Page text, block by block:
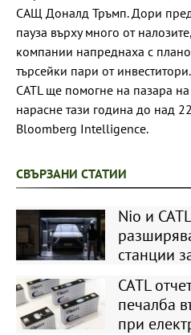
САЩ Доналд Тръмп. Дори
пауза върху много от
компании напреднаха с
търсейки пари от
CATL ще помогне на пазара
нарасне тази година до над
Bloomberg Intelligence.
СВЪРЗАНИ СТАТИИ
Nio и
станции
CATL
печалба
при